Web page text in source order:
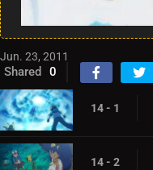
Jun. 23, 2011
Shared 0
14 - 1
14 - 2